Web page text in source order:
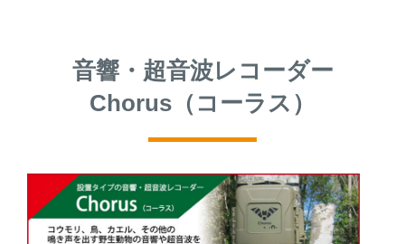
音響・超音波レコーダー
Chorus（コーラス）